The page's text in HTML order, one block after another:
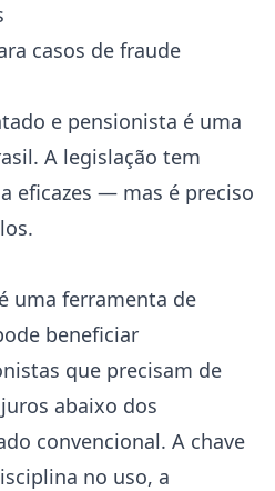
casos de fraude
e pensionista é uma
A legislação tem
eficazes — mas é preciso
uma ferramenta de
beneficiar
que precisam de
abaixo dos
convencional. A chave
no uso, a